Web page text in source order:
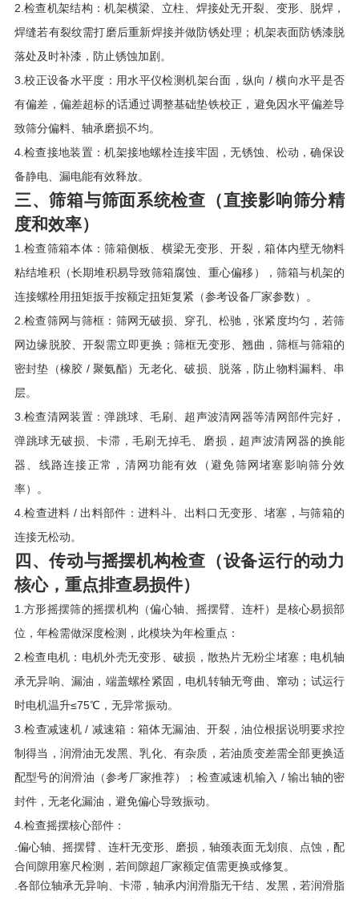
2.检查机架结构：机架横梁、立柱、焊接处无开裂、变形、脱焊，
焊缝若有裂纹需打磨后重新焊接并做防锈处理；机架表面防锈漆脱
落处及时补漆，防止锈蚀加剧。
3.校正设备水平度：用水平仪检测机架台面，纵向 / 横向水平是否
有偏差，偏差超标的话通过调整基础垫铁校正，避免因水平偏差导
致筛分偏料、轴承磨损不均。
4.检查接地装置：机架接地螺栓连接牢固，无锈蚀、松动，确保设
备静电、漏电能有效释放。
三、筛箱与筛面系统检查（直接影响筛分精
度和效率）
1.检查筛箱本体：筛箱侧板、横梁无变形、开裂，箱体内壁无物料
粘结堆积（长期堆积易导致筛箱腐蚀、重心偏移），筛箱与机架的
连接螺栓用扭矩扳手按额定扭矩复紧（参考设备厂家参数）。
2.检查筛网与筛框：筛网无破损、穿孔、松驰，张紧度均匀，若筛
网边缘脱胶、开裂需立即更换；筛框无变形、翘曲，筛框与筛箱的
密封垫（橡胶 / 聚氨酯）无老化、破损、脱落，防止物料漏料、串
层。
3.检查清网装置：弹跳球、毛刷、超声波清网器等清网部件完好，
弹跳球无破损、卡滞，毛刷无掉毛、磨损，超声波清网器的换能
器、线路连接正常，清网功能有效（避免筛网堵塞影响筛分效
率）。
4.检查进料 / 出料部件：进料斗、出料口无变形、堵塞，与筛箱的
连接无松动。
四、传动与摇摆机构检查（设备运行的动力
核心，重点排查易损件）
1.方形摇摆筛的摇摆机构（偏心轴、摇摆臂、连杆）是核心易损部
位，年检需做深度检测，此模块为年检重点：
2.检查电机：电机外壳无变形、破损，散热片无粉尘堵塞；电机轴
承无异响、漏油，端盖螺栓紧固，电机转轴无弯曲、窜动；试运行
时电机温升≤75℃，无异常振动。
3.检查减速机 / 减速箱：箱体无漏油、开裂，油位根据说明要求控
制得当，润滑油无发黑、乳化、有杂质，若油质变差需全部更换适
配型号的润滑油（参考厂家推荐）；检查减速机输入 / 输出轴的密
封件，无老化漏油，避免偏心导致振动。
4.检查摇摆核心部件：
.偏心轴、摇摆臂、连杆无变形、磨损，轴颈表面无划痕、点蚀，配
合间隙用塞尺检测，若间隙超厂家额定值需更换或修复。
.各部位轴承无异响、卡滞，轴承内润滑脂无干结、发黑，若润滑脂